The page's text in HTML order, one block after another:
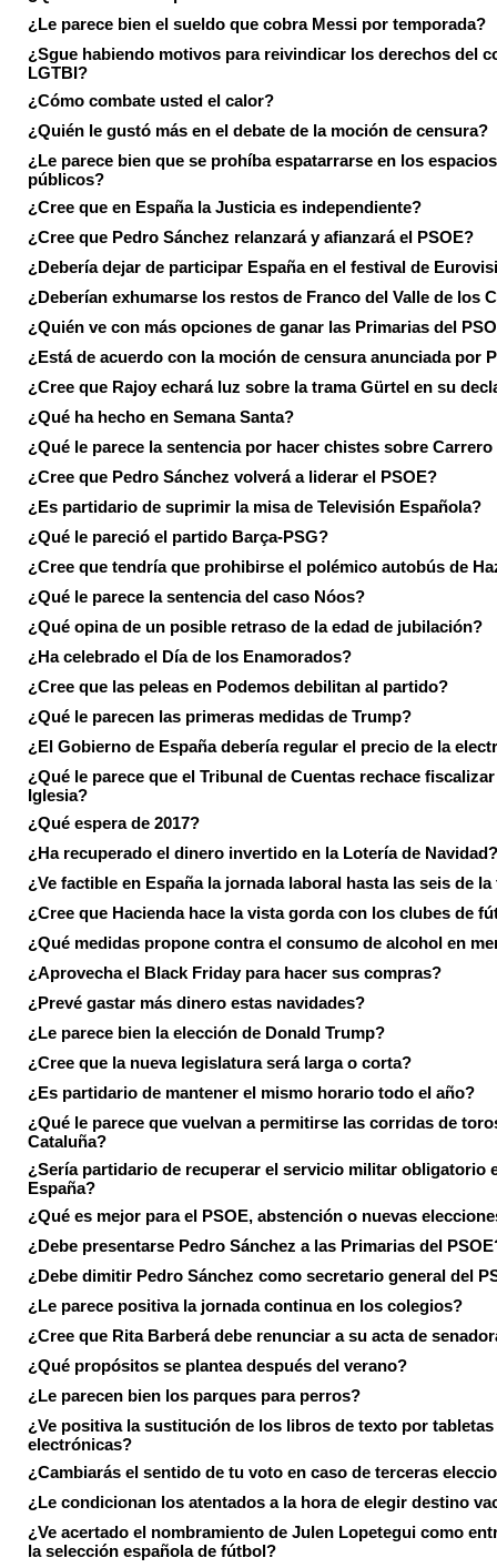
¿Le parece bien el sueldo que cobra Messi por temporada?
¿Sgue habiendo motivos para reivindicar los derechos del
LGTBI?
¿Cómo combate usted el calor?
¿Quién le gustó más en el debate de la moción de censura?
¿Le parece bien que se prohíba espatarrarse en los espacios
públicos?
¿Cree que en España la Justicia es independiente?
¿Cree que Pedro Sánchez relanzará y afianzará el PSOE?
¿Debería dejar de participar España en el festival de
¿Deberían exhumarse los restos de Franco del Valle de los
¿Quién ve con más opciones de ganar las Primarias del
¿Está de acuerdo con la moción de censura anunciada por
¿Cree que Rajoy echará luz sobre la trama Gürtel en su
¿Qué ha hecho en Semana Santa?
¿Qué le parece la sentencia por hacer chistes sobre
¿Cree que Pedro Sánchez volverá a liderar el PSOE?
¿Es partidario de suprimir la misa de Televisión Española?
¿Qué le pareció el partido Barça-PSG?
¿Cree que tendría que prohibirse el polémico autobús de
¿Qué le parece la sentencia del caso Nóos?
¿Qué opina de un posible retraso de la edad de jubilación?
¿Ha celebrado el Día de los Enamorados?
¿Cree que las peleas en Podemos debilitan al partido?
¿Qué le parecen las primeras medidas de Trump?
¿El Gobierno de España debería regular el precio de la
¿Qué le parece que el Tribunal de Cuentas rechace fiscalizar
Iglesia?
¿Qué espera de 2017?
¿Ha recuperado el dinero invertido en la Lotería de Navidad?
¿Ve factible en España la jornada laboral hasta las seis de la
¿Cree que Hacienda hace la vista gorda con los clubes de
¿Qué medidas propone contra el consumo de alcohol en
¿Aprovecha el Black Friday para hacer sus compras?
¿Prevé gastar más dinero estas navidades?
¿Le parece bien la elección de Donald Trump?
¿Cree que la nueva legislatura será larga o corta?
¿Es partidario de mantener el mismo horario todo el año?
¿Qué le parece que vuelvan a permitirse las corridas de
Cataluña?
¿Sería partidario de recuperar el servicio militar obligatorio
España?
¿Qué es mejor para el PSOE, abstención o nuevas
¿Debe presentarse Pedro Sánchez a las Primarias del
¿Debe dimitir Pedro Sánchez como secretario general del
¿Le parece positiva la jornada continua en los colegios?
¿Cree que Rita Barberá debe renunciar a su acta de
¿Qué propósitos se plantea después del verano?
¿Le parecen bien los parques para perros?
¿Ve positiva la sustitución de los libros de texto por tabletas
electrónicas?
¿Cambiarás el sentido de tu voto en caso de terceras
¿Le condicionan los atentados a la hora de elegir destino
¿Ve acertado el nombramiento de Julen Lopetegui como
la selección española de fútbol?